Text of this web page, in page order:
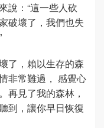
說：“這一些人砍
破壞了，我們也失
了，賴以生存的森
非常難過， 感覺心
再見了我的森林，
到，讓你早日恢復